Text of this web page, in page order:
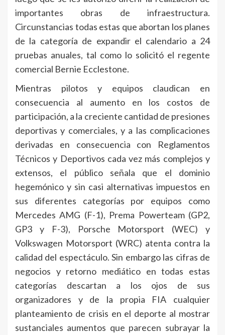
importantes obras de infraestructura.
Circunstancias todas estas que abortan los planes
de la categoría de expandir el calendario a 24
pruebas anuales, tal como lo solicitó el regente
comercial Bernie Ecclestone.
Mientras pilotos y equipos claudican en
consecuencia al aumento en los costos de
participación, a la creciente cantidad de presiones
deportivas y comerciales, y a las complicaciones
derivadas en consecuencia con Reglamentos
Técnicos y Deportivos cada vez más complejos y
extensos, el público señala que el dominio
hegemónico y sin casi alternativas impuestos en
sus diferentes categorías por equipos como
Mercedes AMG (F-1), Prema Powerteam (GP2,
GP3 y F-3), Porsche Motorsport (WEC) y
Volkswagen Motorsport (WRC) atenta contra la
calidad del espectáculo. Sin embargo las cifras de
negocios y retorno mediático en todas estas
categorías descartan a los ojos de sus
organizadores y de la propia FIA cualquier
planteamiento de crisis en el deporte al mostrar
sustanciales aumentos que parecen subrayar la